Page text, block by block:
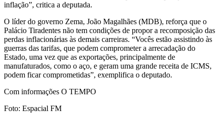
inflação”, critica a deputada.
O líder do governo Zema, João Magalhães (MDB), reforça que o
Palácio Tiradentes não tem condições de propor a recomposição das
perdas inflacionárias às demais carreiras. “Vocês estão assistindo às
guerras das tarifas, que podem comprometer a arrecadação do
Estado, uma vez que as exportações, principalmente de
manufaturados, como o aço, e geram uma grande receita de ICMS,
podem ficar comprometidas”, exemplifica o deputado.
Com informações O TEMPO
Foto: Espacial FM